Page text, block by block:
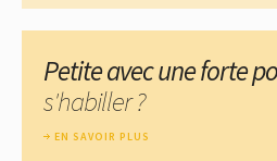
Petite avec une forte
s'habiller ?
EN SAVOIR PLUS